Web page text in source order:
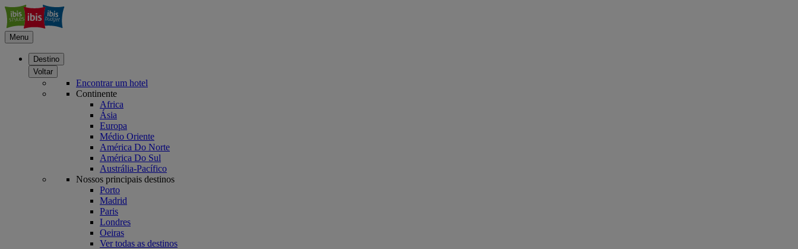
Menu
Destino
Voltar
Encontrar um hotel
Continente
Africa
Ásia
Europa
Médio Oriente
América Do Norte
América Do Sul
Austrália-Pacífico
Nossos principais destinos
Porto
Madrid
Paris
Londres
Oeiras
Ver todas as destinos